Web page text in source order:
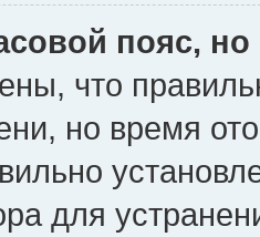
пояс,
что
но время
для